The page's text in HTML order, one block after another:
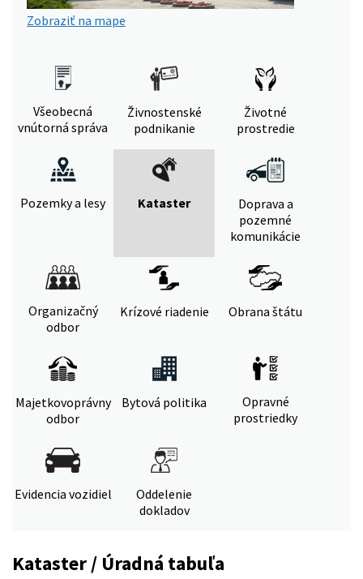
Zobraziť na mape
Všeobecná
vnútorná správa
Živnostenské
podnikanie
Životné
prostredie
Pozemky a lesy Kataster
Doprava a
pozemné
komunikácie
Organizačný
odbor
Krízové riadenie Obrana štátu
Majetkovoprávny
odbor
Bytová politika
Opravné
prostriedky
Evidencia vozidiel
Oddelenie
dokladov
Kataster / Úradná tabuľa